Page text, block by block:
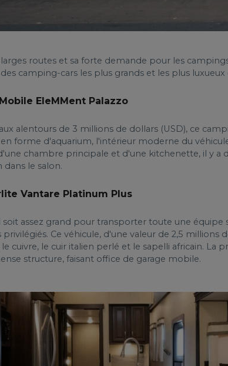
larges routes et sa forte demande pour les
camping-cars les plus grands et les plus
EleMMent Palazzo
alentours de 3 millions de dollars (USD), ce
forme d'aquarium, l'intérieur moderne du
chambre principale et d'une kitchenette, il y a
dans le salon.
Vantare Platinum Plus
soit assez grand pour transporter toute une
privilégiés. Ce véhicule, d'une valeur de 2,5
le cuivre, le cuir italien perlé et le sapelli africain.
structure, faisant office de garage mobile.